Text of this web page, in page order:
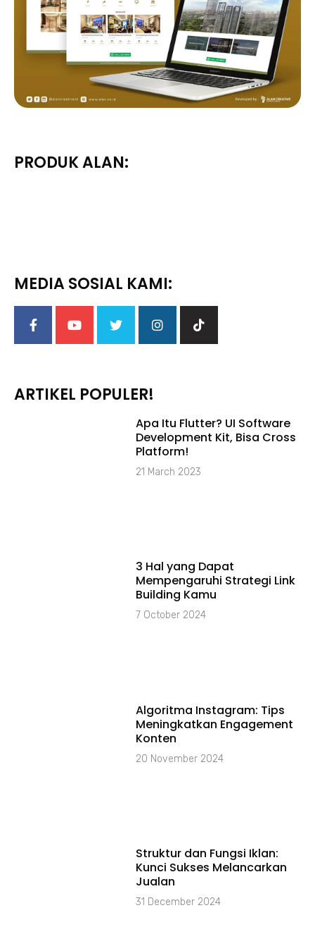
PRODUK ALAN:
MEDIA SOSIAL KAMI:
ARTIKEL POPULER!
Apa Itu Flutter? UI Software
Development Kit, Bisa Cross
Platform!
21 March 2023
3 Hal yang Dapat
Mempengaruhi Strategi Link
Building Kamu
7 October 2024
Algoritma Instagram: Tips
Meningkatkan Engagement
Konten
20 November 2024
Struktur dan Fungsi Iklan:
Kunci Sukses Melancarkan
Jualan
31 December 2024